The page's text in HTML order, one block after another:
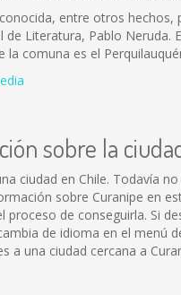
entre otros hechos,
de Literatura, Pablo Neruda.
la comuna es el
sobre la
ciudad en Chile. Todavía
sobre Curanipe en
proceso de conseguirla. Si
de idioma en el menú
a una ciudad cercana a